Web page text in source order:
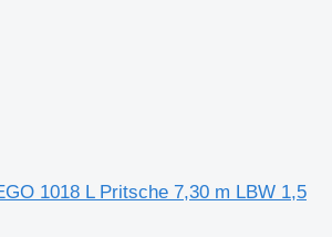
1018 L Pritsche 7,30 m LBW 1,5